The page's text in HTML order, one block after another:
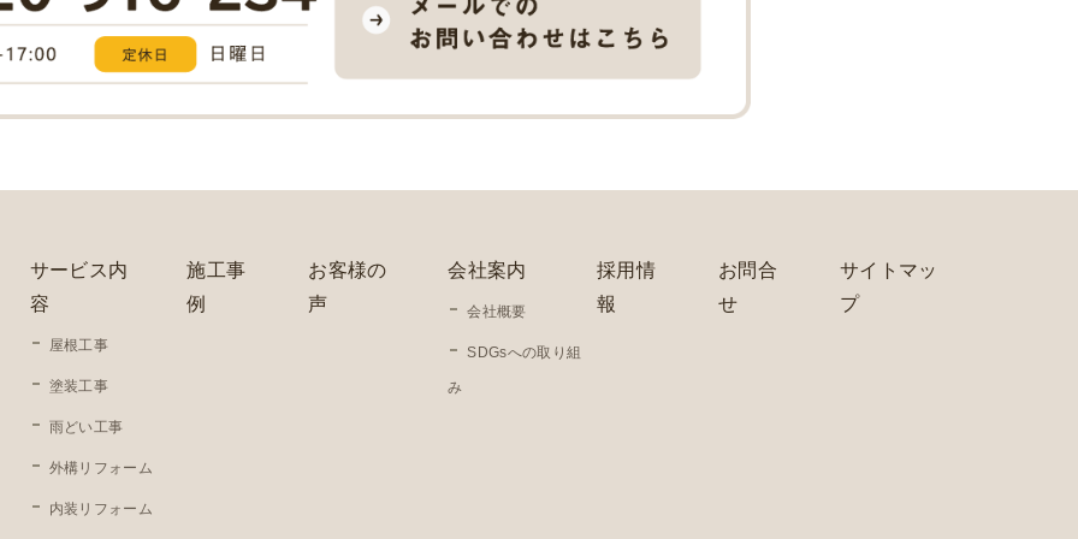
サービス内
容
屋根工事
塗装工事
雨どい工事
外構リフォーム
内装リフォーム
施工事
例
お客様の
声
会社案内
会社概要
SDGsへの取り組
み
採用情
報
お問合
せ
サイトマッ
プ